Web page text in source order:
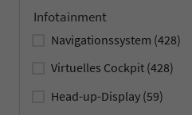
Infotainment
Navigationssystem (428)
Virtuelles Cockpit (428)
Head-up-Display (59)